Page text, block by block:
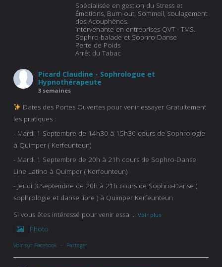
Spécialisée en gestion du Stress et
Émotions, Burn-out, Sommeil, soulagement
des Acouphènes.
Intervenante en entreprises QVT - TMS.
Sophro-balade et Sophro-Danse
Perte de Poids
Arrêt du Tabac
Picard Claudine - Sophrologue et
Hypnothérapeute
3 semaines
Dates des Portes Ouvertes pour venir essayer Gratuitement
les pratiques :
- Mardi 1 Septembre de 14h30 à 15h30 cours de Sophrologie
à Quimper ( Kerfeunteun)
- Mardi 1 Septembre de 20h à 21h cours de Sophro-Danse
Line Latino à Quimper ( Kerfeunteun)
- Jeudi 3 Septembre de 20h à 21h cours de Sophro-Danse (
sophrologie et danse libre ) à Quimper Kerfeunteun
Si vous êtes intéressé pour venir essa ... Voir plus
Photo
Voir sur Facebook · Partager